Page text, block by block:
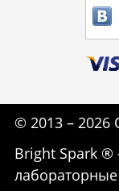
© 2013 –
Bright Spark